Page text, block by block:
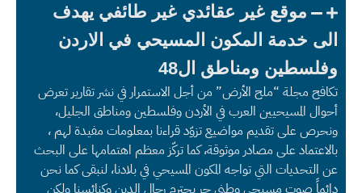
موقع غير عقائدي غير طائفي يهدف
الى خدمة المكون المسيحي في الاردن
وفلسطين ومناطق ال48
تكافح مجلة “ملح الأرض” من أجل الاستمرار في نشر تقارير تعرض
أحوال المسيحيين العرب في الأردن وفلسطين ومناطق الجليل،
ونحرص على تقديم مواضيع تزوّد قراءنا بمعلومات مفيدة لهم ،
بالاعتماد على مصادر موثوقة، كما تركّز معظم اهتمامها على البحث
عن التحديات التي تواجه المكون المسيحي في بلادنا، لنبقى كما نحن
دائماً صوت مسيحي وطني حر يحترم رجال الدين وكنائسنا ولكن